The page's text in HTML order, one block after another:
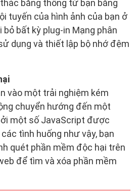
băng thông từ bạn bằng
tuyến của hình ảnh của bạn ở
bỏ bất kỳ plug-in Mạng phân
dụng và thiết lập bộ nhớ đệm
vào một trải nghiệm kém
chuyển hướng đến một
một số JavaScript được
tình huống như vậy, bạn
quét phần mềm độc hại trên
để tìm và xóa phần mềm